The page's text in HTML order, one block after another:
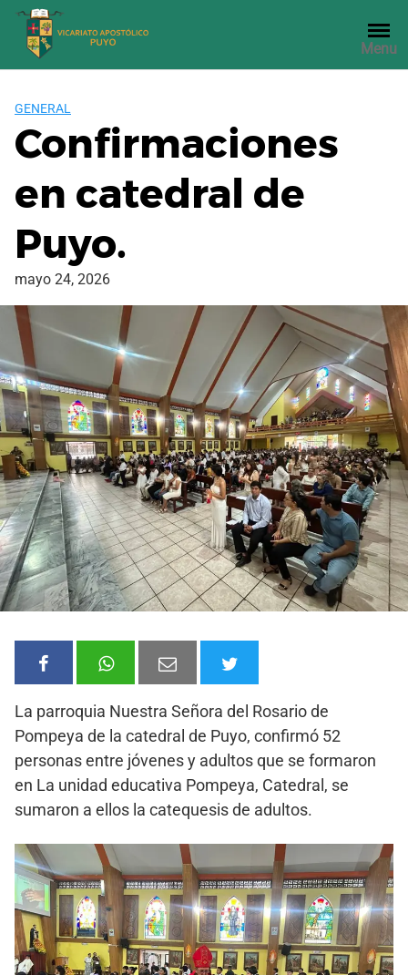
Saltar
contenido
Menu
GENERAL
Confirmaciones
en catedral de
Puyo.
mayo 24, 2026
La parroquia Nuestra Señora del Rosario de
Pompeya de la catedral de Puyo, confirmó 52
personas entre jóvenes y adultos que se formaron
en La unidad educativa Pompeya, Catedral, se
sumaron a ellos la catequesis de adultos.